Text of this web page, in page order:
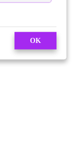
OK